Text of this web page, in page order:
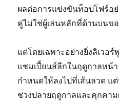
ผลต่อการแข่งขันท็อปโฟร์อ
คู่ไม่ใช่ผู้เล่นหลักที่ด้านบนข
แต่โดยเฉพาะอย่างยิ่งลิเวอ
แชมเปี้ยนส์ลีกในฤดูกาลหน้
กำหนดให้ลงไปที่เส้นลวด แ
ช่วงปลายฤดูกาลและคุกคา